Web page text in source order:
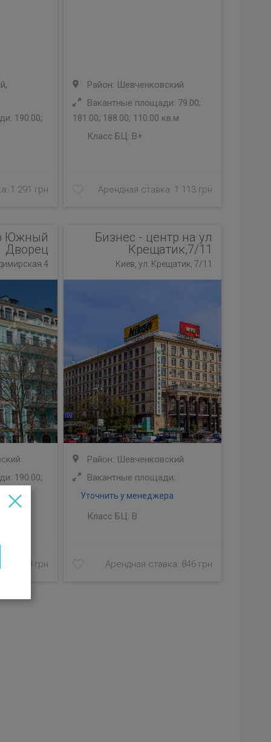
190.00;
1 291 грн
Район: Шевченковский
Вакантные площади: 79.00;
181.00; 188.00; 110.00 кв.м
Класс БЦ: B+
Арендная ставка: 1 113 грн
Южный
Дворец
4
190.00;
1 558 грн
Бизнес - центр на ул
Крещатик,7/11
Киев, ул. Крещатик, 7/11
Район: Шевченковский
Вакантные площади:
Уточнить у менеджера
Класс БЦ: B
Арендная ставка: 846 грн